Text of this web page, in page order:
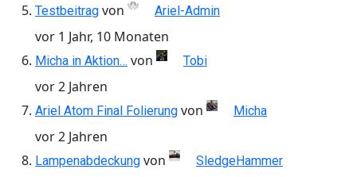
Testbeitrag von Ariel-Admin
vor 1 Jahr, 10 Monaten
Micha in Aktion… von Tobi
vor 2 Jahren
Ariel Atom Final Folierung von Micha
vor 2 Jahren
Lampenabdeckung von SledgeHammer